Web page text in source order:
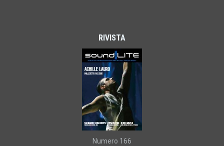
RIVISTA
Numero 166